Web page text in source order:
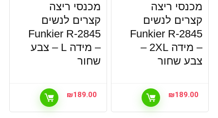
מכנסי ריצה
קצרים לנשים
Funkier R-2845
– מידה 2XL –
צבע שחור
₪189.00
מכנסי ריצה
קצרים לנשים
Funkier R-2845
– מידה L – צבע
שחור
₪189.00